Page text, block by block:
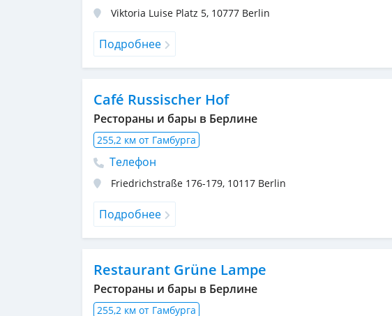
Viktoria Luise Platz 5, 10777 Berlin
Подробнее
Café Russischer Hof
Рестораны и бары в Берлине
255,2 км от Гамбурга
Телефон
Friedrichstraße 176-179, 10117 Berlin
Подробнее
Restaurant Grüne Lampe
Рестораны и бары в Берлине
255,2 км от Гамбурга